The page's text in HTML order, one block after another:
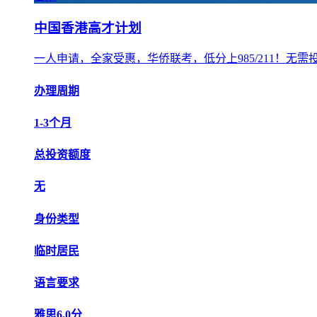
中国香港高才计划
一人申请，全家受惠，华侨联考，低分上985/211！无需
办理周期
1-3个月
总投资额度
无
身份类型
临时居民
语言要求